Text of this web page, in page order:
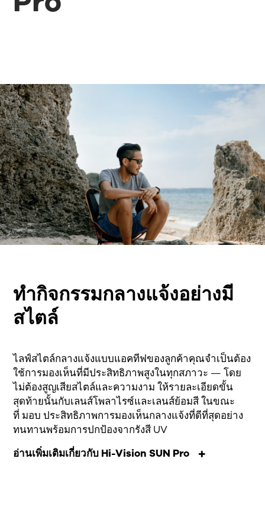
ทำกิจกรรมกลางแจ้งอย่างมี
สไตล์
ไลฟ์สไตล์กลางแจ้งแบบแอคทีฟของลูกค้าคุณจำเป็นต้อง
ใช้การมองเห็นที่มีประสิทธิภาพสูงในทุกสภาวะ — โดย
ไม่ต้องสูญเสียสไตล์และความงาม ให้รายละเอียดขั้น
สุดท้ายนั้นกับเลนส์โพลาไรซ์และเลนส์ย้อมสีในขณะ
ที่ มอบ ประสิทธิภาพการมองเห็นกลางแจ้งที่ดีที่สุดอย่าง
ทนทานพร้อมการปกป้องจากรังสี UV
อ่านเพิ่มเติมเกี่ยวกับ Hi-Vision SUN Pro